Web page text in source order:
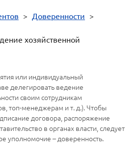
> Доверенности >
хозяйственной
или индивидуальный
делегировать ведение
своим сотрудникам
топ-менеджерам и т. д.). Чтобы
договора, распоряжение
в органах власти, следует
уполномочие – доверенность.